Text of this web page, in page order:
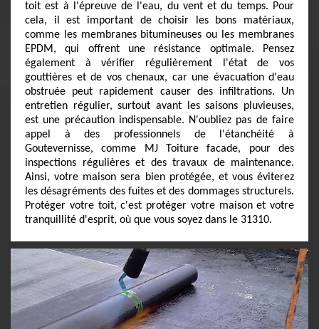
toit est à l'épreuve de l'eau, du vent et du temps. Pour
cela, il est important de choisir les bons matériaux,
comme les membranes bitumineuses ou les membranes
EPDM, qui offrent une résistance optimale. Pensez
également à vérifier régulièrement l'état de vos
gouttières et de vos chenaux, car une évacuation d'eau
obstruée peut rapidement causer des infiltrations. Un
entretien régulier, surtout avant les saisons pluvieuses,
est une précaution indispensable. N'oubliez pas de faire
appel à des professionnels de l'étanchéité à
Goutevernisse, comme MJ Toiture facade, pour des
inspections régulières et des travaux de maintenance.
Ainsi, votre maison sera bien protégée, et vous éviterez
les désagréments des fuites et des dommages structurels.
Protéger votre toit, c'est protéger votre maison et votre
tranquillité d'esprit, où que vous soyez dans le 31310.